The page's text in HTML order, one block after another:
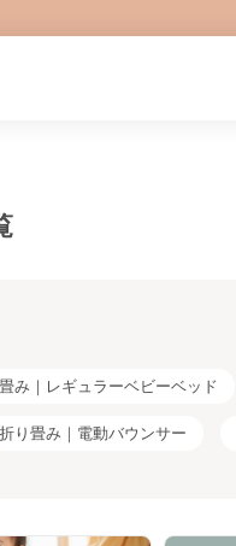
み｜レギュラーベビーベッド
折り畳み｜電動バウンサー